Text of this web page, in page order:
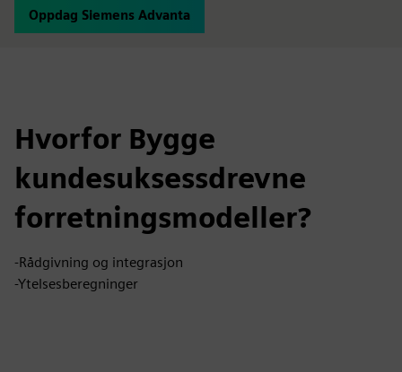
Oppdag Siemens Advanta
Hvorfor Bygge
kundesuksessdrevne
forretningsmodeller?
-Rådgivning og integrasjon
-Ytelsesberegninger